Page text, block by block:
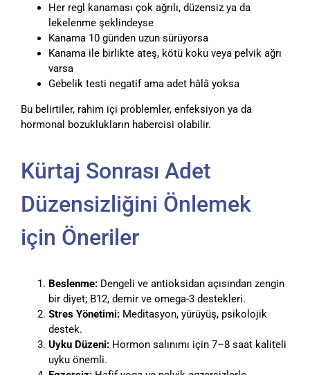
Her regl kanaması çok ağrılı, düzensiz ya da
lekelenme şeklindeyse
Kanama 10 günden uzun sürüyorsa
Kanama ile birlikte ateş, kötü koku veya pelvik ağrı
varsa
Gebelik testi negatif ama adet hâlâ yoksa
Bu belirtiler, rahim içi problemler, enfeksiyon ya da
hormonal bozuklukların habercisi olabilir.
Kürtaj Sonrası Adet
Düzensizliğini Önlemek
için Öneriler
Beslenme: Dengeli ve antioksidan açısından zengin
bir diyet; B12, demir ve omega-3 destekleri.
Stres Yönetimi: Meditasyon, yürüyüş, psikolojik
destek.
Uyku Düzeni: Hormon salınımı için 7–8 saat kaliteli
uyku önemli.